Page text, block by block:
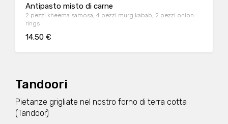
Antipasto misto di carne
2 pezzi kheema samosa, 4 pezzi murg kabab, 2 pezzi onion
rings
14.50 €
Tandoori
Pietanze grigliate nel nostro forno di terra cotta
(Tandoor)